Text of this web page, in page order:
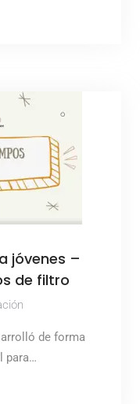
jóvenes –
de filtro
de forma
para…